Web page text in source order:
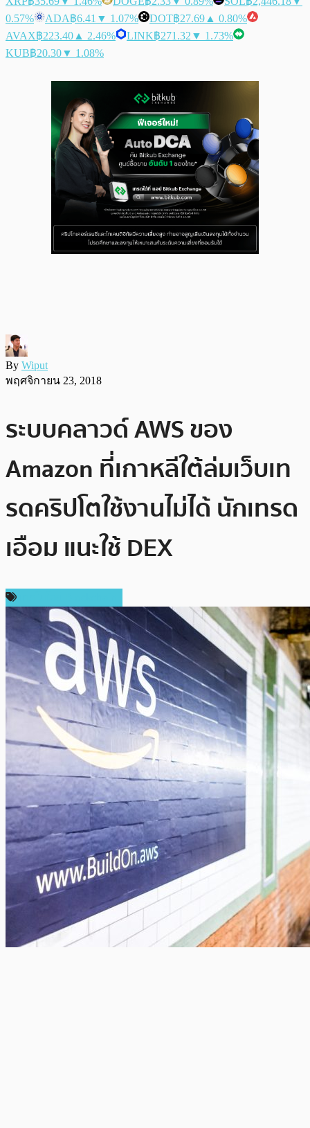
0.57%
ADA฿6.41 ▼ 1.07% DOT฿27.69 ▲ 0.80%
AVAX฿223.40 ▲ 2.46% LINK฿271.32 ▼ 1.73%
KUB฿20.30▼ 1.08%
By Wiput
พฤศจิกายน 23, 2018
ระบบคลาวด์ AWS ของ
Amazon ที่เกาหลีใต้ล่มเว็บเท
รดคริปโตใช้งานไม่ได้ นักเทรด
เอือม แนะใช้ DEX